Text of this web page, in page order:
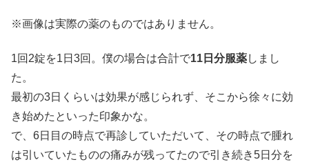
※画像は実際の薬のものではありません。
1回2錠を1日3回。僕の場合は合計で11日分服薬しまし
た。
最初の3日くらいは効果が感じられず、そこから徐々に効
き始めたといった印象かな。
で、6日目の時点で再診していただいて、その時点で腫れ
は引いていたものの痛みが残ってたので引き続き5日分を